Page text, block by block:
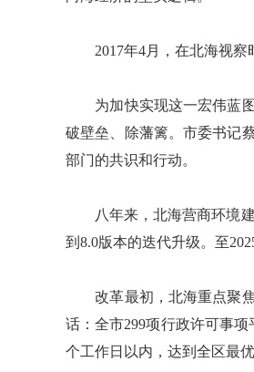
2017年4月，在北海视察时
为加快实现这一宏伟蓝图
破壁垒、除藩篱。市委书记
部门的共识和行动。
八年来，北海营商环境建
到8.0版本的迭代升级。至
改革最初，北海重点聚焦
话：全市299项行政许可事
个工作日以内，达到全区最优